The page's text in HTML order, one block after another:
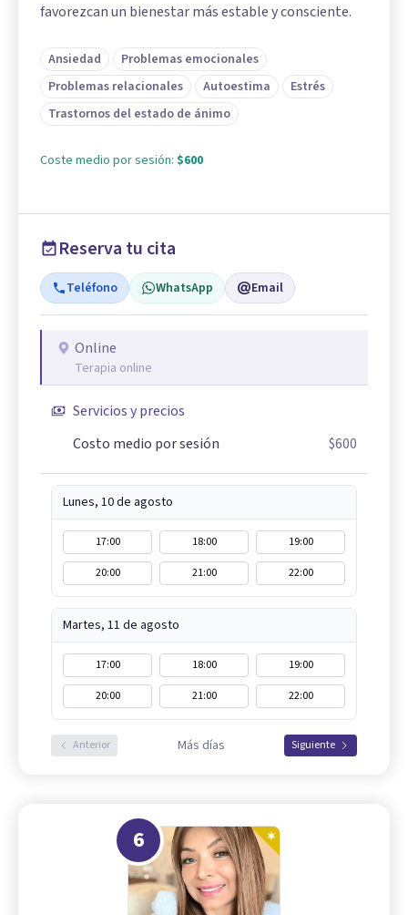
favorezcan un bienestar más estable y consciente.
Ansiedad
Problemas emocionales
Problemas relacionales
Autoestima
Estrés
Trastornos del estado de ánimo
Coste medio por sesión: $600
Reserva tu cita
Teléfono WhatsApp Email
Online
Terapia online
Servicios y precios
Costo medio por sesión
$600
Lunes, 10 de agosto
17:00 18:00
19:00
20:00
21:00 22:00
Martes, 11 de agosto
17:00 18:00
19:00
20:00
21:00 22:00
Anterior Más días Siguiente
6